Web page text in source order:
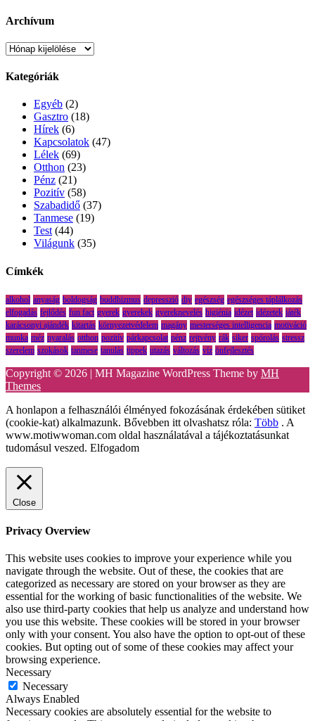
Archívum
Archívum
Kategóriák
Egyéb (2)
Gasztro (18)
Hírek (6)
Kapcsolatok (47)
Lélek (69)
Otthon (23)
Pénz (21)
Pozitív (58)
Szabadidő (37)
Tanmese (19)
Test (44)
Világunk (35)
Címkék
alkohol anyaság boldogság buddhizmus depresszió diy egészség egészséges táplálkozás
elfogadás fejlődés fun fact gyerek gyerekek gyereknevelés higiénia idézet idézetek játék
karácsonyi ajándék kitartás környezetvédelem magány mesterséges intelligencia motiváció
munka méz nyaralás otthon pozitív párkapcsolat pénz rejtvény rák siker spórolás stressz
szerelem szokások tanmese tanulás tippek utazás változás víz önfejlesztés
Copyright © 2026 | MH Magazine WordPress Theme by MH
Themes
A honlapon a felhasználói élményed fokozásának érdekében sütiket
(cookie-kat) alkalmazunk. Bővebben itt olvashatsz róla: Több . A
www.motiwwoman.com oldal használatával a tájékoztatásunkat
tudomásul veszed. Elfogadom
Close
Privacy Overview
This website uses cookies to improve your experience while you
navigate through the website. Out of these, the cookies that are
categorized as necessary are stored on your browser as they are
essential for the working of basic functionalities of the website. We
also use third-party cookies that help us analyze and understand how
you use this website. These cookies will be stored in your browser
only with your consent. You also have the option to opt-out of these
cookies. But opting out of some of these cookies may affect your
browsing experience.
Necessary
Necessary
Always Enabled
Necessary cookies are absolutely essential for the website to